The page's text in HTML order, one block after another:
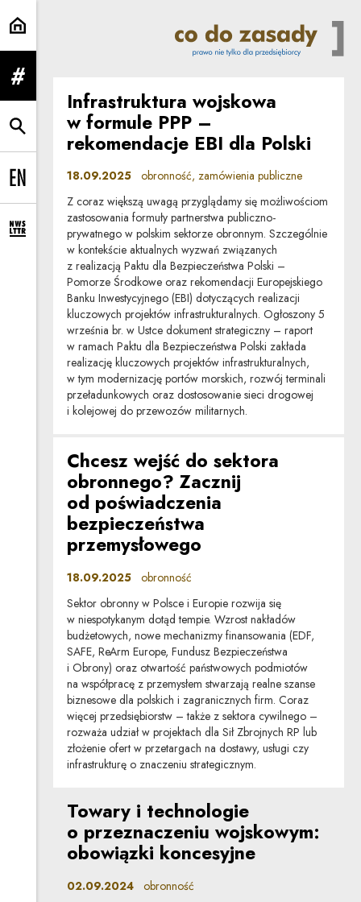
obronność | Co do zasady
rozwiń menu
rozwiń wyszukiwarkę
Change language to EN
rozwiń formularz zapisu na newsletter
Infrastruktura wojskowa
w formule PPP –
rekomendacje EBI dla Polski
18.09.2025 obronność, zamówienia publiczne
Z coraz większą uwagą przyglądamy się możliwościom
zastosowania formuły partnerstwa publiczno-
prywatnego w polskim sektorze obronnym. Szczególnie
w kontekście aktualnych wyzwań związanych
z realizacją Paktu dla Bezpieczeństwa Polski –
Pomorze Środkowe oraz rekomendacji Europejskiego
Banku Inwestycyjnego (EBI) dotyczących realizacji
kluczowych projektów infrastrukturalnych. Ogłoszony 5
września br. w Ustce dokument strategiczny – raport
w ramach Paktu dla Bezpieczeństwa Polski zakłada
realizację kluczowych projektów infrastrukturalnych,
w tym modernizację portów morskich, rozwój terminali
przeładunkowych oraz dostosowanie sieci drogowej
i kolejowej do przewozów militarnych.
Chcesz wejść do sektora
obronnego? Zacznij
od poświadczenia
bezpieczeństwa
przemysłowego
18.09.2025 obronność
Sektor obronny w Polsce i Europie rozwija się
w niespotykanym dotąd tempie. Wzrost nakładów
budżetowych, nowe mechanizmy finansowania (EDF,
SAFE, ReArm Europe, Fundusz Bezpieczeństwa
i Obrony) oraz otwartość państwowych podmiotów
na współpracę z przemysłem stwarzają realne szanse
biznesowe dla polskich i zagranicznych firm. Coraz
więcej przedsiębiorstw – także z sektora cywilnego –
rozważa udział w projektach dla Sił Zbrojnych RP lub
złożenie ofert w przetargach na dostawy, usługi czy
infrastrukturę o znaczeniu strategicznym.
Towary i technologie
o przeznaczeniu wojskowym:
obowiązki koncesyjne
02.09.2024 obronność